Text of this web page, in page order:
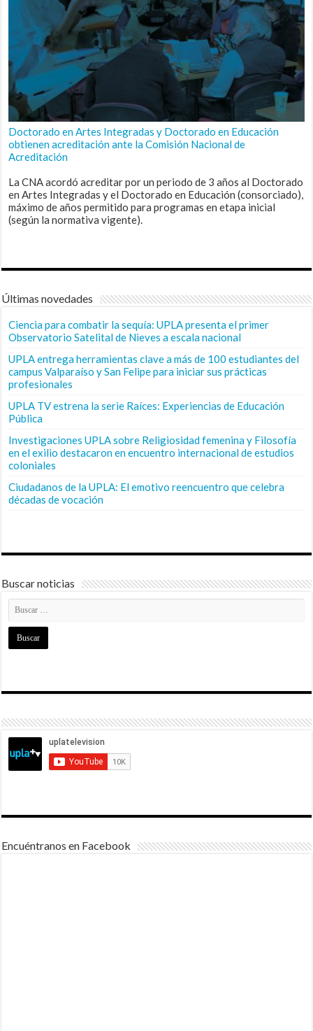
Doctorado en Artes Integradas y Doctorado en Educación
obtienen acreditación ante la Comisión Nacional de
Acreditación
La CNA acordó acreditar por un periodo de 3 años al Doctorado
en Artes Integradas y el Doctorado en Educación (consorciado),
máximo de años permitido para programas en etapa inicial
(según la normativa vigente).
Últimas novedades
Ciencia para combatir la sequía: UPLA presenta el primer
Observatorio Satelital de Nieves a escala nacional
UPLA entrega herramientas clave a más de 100 estudiantes del
campus Valparaíso y San Felipe para iniciar sus prácticas
profesionales
UPLA TV estrena la serie Raíces: Experiencias de Educación
Pública
Investigaciones UPLA sobre Religiosidad femenina y Filosofía
en el exilio destacaron en encuentro internacional de estudios
coloniales
Ciudadanos de la UPLA: El emotivo reencuentro que celebra
décadas de vocación
Buscar noticias
Encuéntranos en Facebook